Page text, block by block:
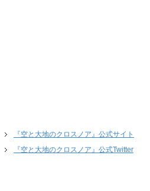
『空と大地のクロスノア』公式サイト
『空と大地のクロスノア』公式Twitter